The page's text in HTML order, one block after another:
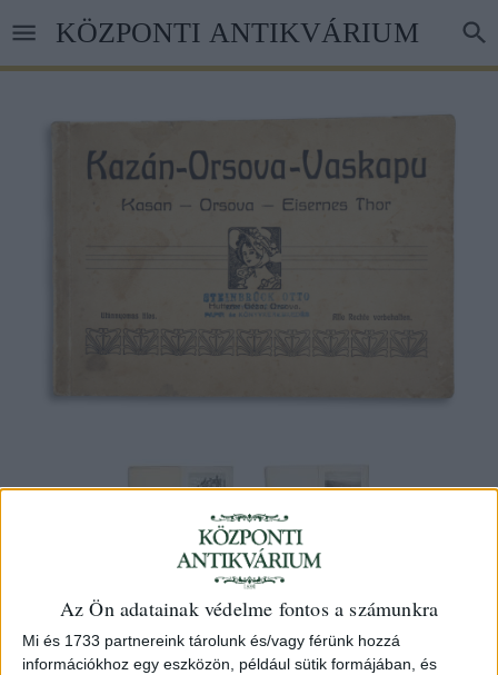
Az Ön adatainak védelme fontos a számunkra
Mi és 1733 partnereink tárolunk és/vagy férünk hozzá
információkhoz egy eszközön, például sütik formájában, és
tartalomra
KÖZPONTI ANTIKVÁRIUM
Kazán–Orsova–Vaskapu. Kasan–
Orsova–Eisernes Thor. [Képes album]
Orsova, [1896 előtt], Hutterer Géza.